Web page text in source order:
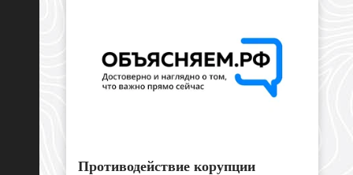
Противодействие корупции